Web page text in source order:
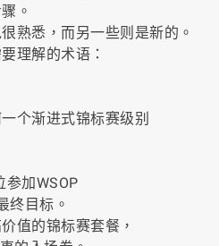
。
熟悉，而另一些则是新的。
理解的术语：
个渐进式锦标赛级别
参加WSOP
终目标。
值的锦标赛套餐，